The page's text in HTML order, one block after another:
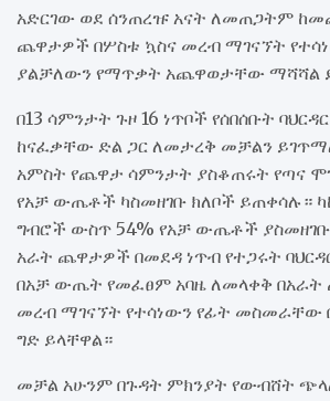
አድርገው ወደ ሰንጠረዡ አናት ለመጠጋትም
ጨዋታዎች በሦስቱ ኳስና መረብ ማገናኘት
ያልቻለውን የማጥቃት አጨዋወታቸው ማሻሻል
በ13 ሳምንታት ጉዞ 16 ነጥቦች የሰበሰቡት
ከናፈቃቸው ድል ጋር ለመታረቅ መቻልን
አምስት የጨዋታ ሳምንታት ያስቆጠሩት የጣና
የአቻ ውጤቶች ካስመዘገቡ ክለቦች ይጠቀሳሉ።
ግብሮች ውስጥ 54% የአቻ ውጤቶች
አራት ጨዋታዎች በመደዳ ነጥብ የተጋሩት
በአቻ ውጤት የመፈፀም አባዜ ለመላቀቅ
መረብ ማገናኘት የተሳነውን የፊት መስመራቸው
ግድ ይላቸዋል።
መቻል አሁንም በጉዳት ምክንያት የውብሸት